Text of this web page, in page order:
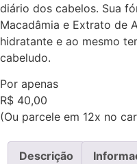
diário dos cabelos. Sua
Macadâmia e Extrato de
hidratante e ao mesmo
cabeludo.
Por apenas
R$ 40,00
(Ou parcele em 12x no
Descrição